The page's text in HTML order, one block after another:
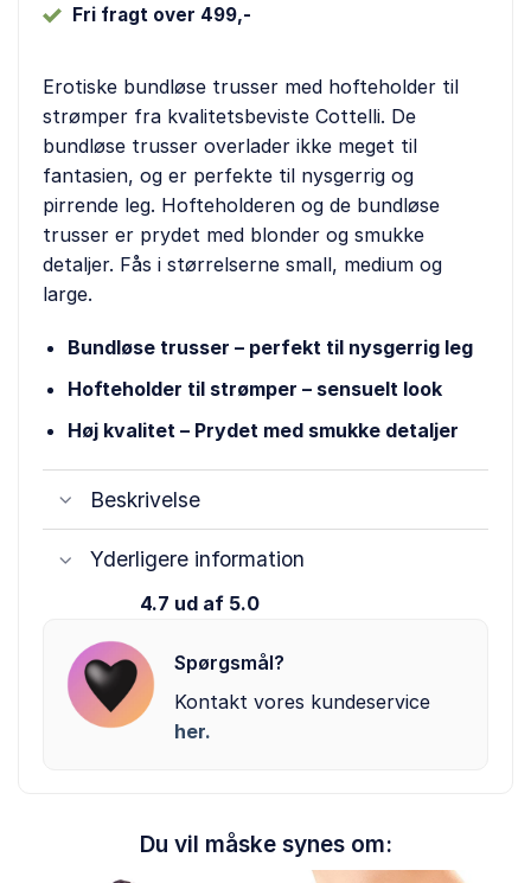
Fri fragt over 499,-
Erotiske bundløse trusser med hofteholder til
strømper fra kvalitetsbeviste Cottelli. De
bundløse trusser overlader ikke meget til
fantasien, og er perfekte til nysgerrig og
pirrende leg. Hofteholderen og de bundløse
trusser er prydet med blonder og smukke
detaljer. Fås i størrelserne small, medium og
large.
Bundløse trusser – perfekt til nysgerrig leg
Hofteholder til strømper – sensuelt look
Høj kvalitet – Prydet med smukke detaljer
Beskrivelse
Yderligere information
4.7 ud af 5.0
Spørgsmål?
Kontakt vores kundeservice
her.
Du vil måske synes om: